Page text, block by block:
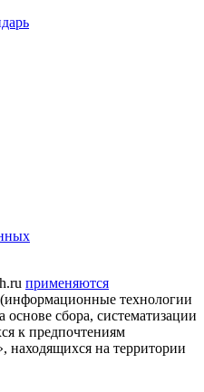
применяются
(информационные технологии
сбора, систематизации
к предпочтениям
находящихся на территории